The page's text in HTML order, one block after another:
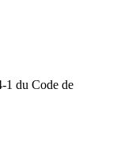
1 du Code de